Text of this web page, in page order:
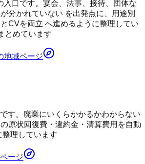
入口です。宴会、法事、接待、団体な
分かれていない を出発点に、用途別
CVを両立 へ進めるように整理してい
とめています
地域ページ
す。廃業にいくらかかるかわからない
原状回復費・違約金・清算費用を自動
理しています
ージ